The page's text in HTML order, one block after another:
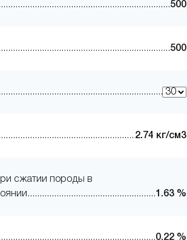
500
500
2.74 кг/см3
сжатии породы в
1.63 %
0.22 %